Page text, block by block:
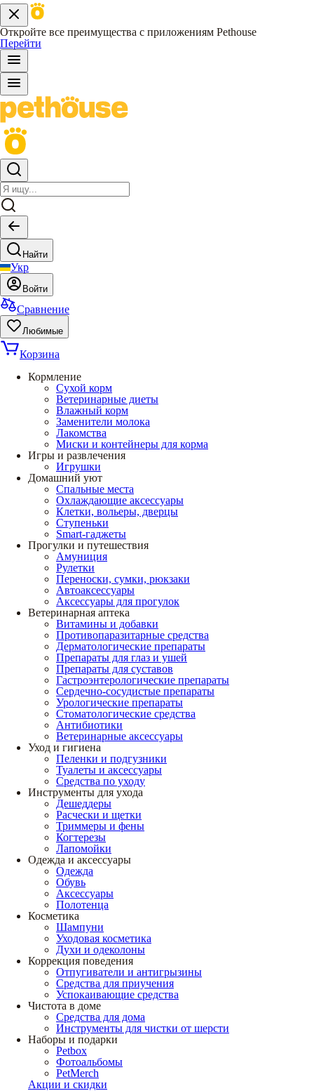
Откройте все преимущества с приложениям Pethouse
Перейти
Найти
Укр
Войти
Сравнение
Любимые
Корзина
Кормление
Сухой корм
Ветеринарные диеты
Влажный корм
Заменители молока
Лакомства
Миски и контейнеры для корма
Игры и развлечения
Игрушки
Домашний уют
Спальные места
Охлаждающие аксессуары
Клетки, вольеры, дверцы
Ступеньки
Smart-гаджеты
Прогулки и путешествия
Амуниция
Рулетки
Переноски, сумки, рюкзаки
Автоаксессуары
Аксессуары для прогулок
Ветеринарная аптека
Витамины и добавки
Противопаразитарные средства
Дерматологические препараты
Препараты для глаз и ушей
Препараты для суставов
Гастроэнтерологические препараты
Сердечно-сосудистые препараты
Урологические препараты
Стоматологические средства
Антибиотики
Ветеринарные аксессуары
Уход и гигиена
Пеленки и подгузники
Туалеты и аксессуары
Средства по уходу
Инструменты для ухода
Дешеддеры
Расчески и щетки
Триммеры и фены
Когтерезы
Лапомойки
Одежда и аксессуары
Одежда
Обувь
Аксессуары
Полотенца
Косметика
Шампуни
Уходовая косметика
Духи и одеколоны
Коррекция поведения
Отпугиватели и антигрызины
Средства для приучения
Успокаивающие средства
Чистота в доме
Средства для дома
Инструменты для чистки от шерсти
Наборы и подарки
Petbox
Фотоальбомы
PetMerch
Акции и скидки